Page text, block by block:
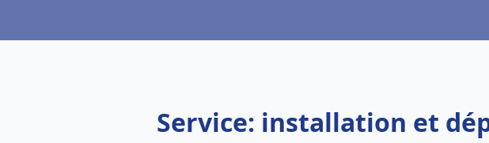
Service: installation et